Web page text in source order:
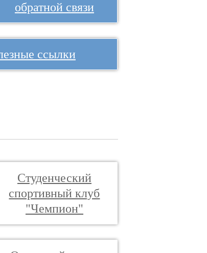
обратной связи
ссылки
Студенческий
спортивный клуб
"Чемпион"